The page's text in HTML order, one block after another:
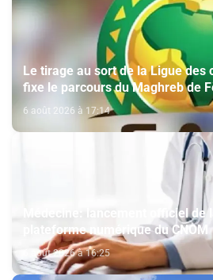
Le tirage au sort de la Ligue des
fixe le parcours du Maghreb de
Berkane
6 août 2026 à 17:14
Médecine: lancement officiel de
plateforme numérique du CNOM
6 août 2026 à 16:25